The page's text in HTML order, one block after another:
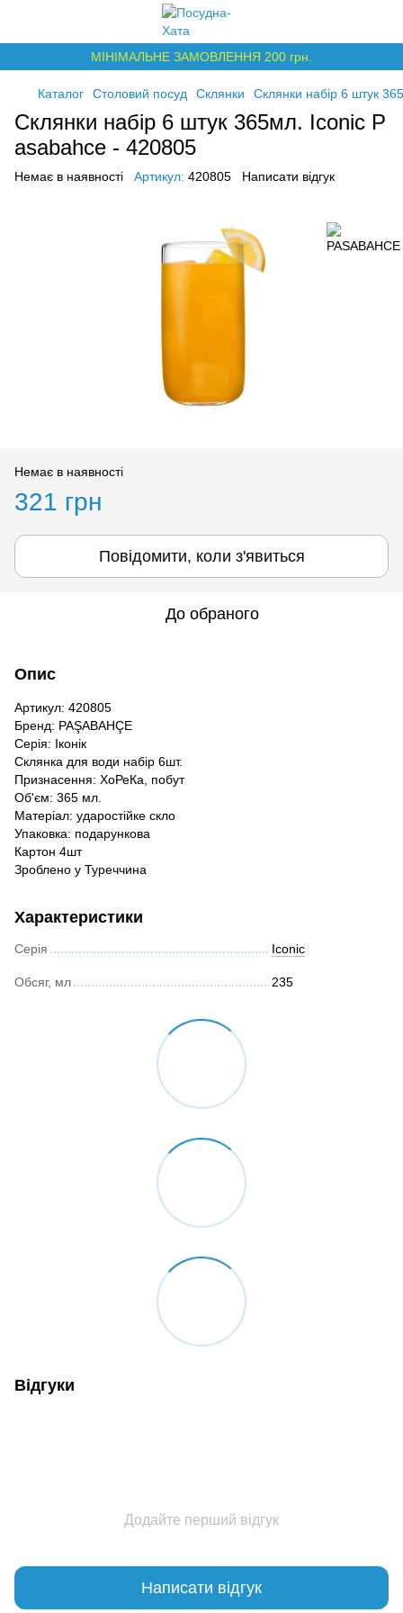
МІНІМАЛЬНЕ ЗАМОВЛЕННЯ 200 грн.
Каталог Столовий посуд Склянки Склянки набір 6 штук
Склянки набір 6 штук 365мл. Iconic P
asabahce - 420805
Немає в наявності Артикул: 420805 Написати відгук
Немає в наявності
321 грн
Повідомити, коли з'явиться
До обраного
Опис
Артикул: 420805
Бренд: PAŞABAHÇE
Серія: Іконік
Склянка для води набір 6шт.
Признасення: ХоРеКа, побут
Об'єм: 365 мл.
Матеріал: ударостійке скло
Упаковка: подарункова
Картон 4шт
Зроблено у Туреччина
Характеристики
Серія Iconic
Обсяг, мл 235
Відгуки
Додайте перший відгук
Написати відгук